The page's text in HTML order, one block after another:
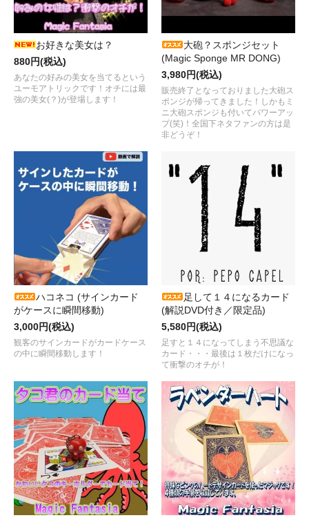
お好きな美女は？
880円(税込)
あなたの好みの美女を当てるという
ユーモアトリックです！オチには最
強の美女(？)が登場します！
大砲？スポンジセット
(Magic Sponge MR DONG)
3,980円(税込)
販売終了となっておりました大砲ス
ポンジが帰ってきました！しかもミ
ニ大砲スポンジも付いてパワーアッ
プ(笑)！全国下ネタファンの方は是
非どうぞ！
ハコネコ (サインカード
がケースに瞬間移動)
3,000円(税込)
観客のサインカードがカードケース
の中に瞬間移動します！
足して１４になるカード
(解説DVD付き／限定品)
5,580円(税込)
足すと１４になってしまう不思議な
カード・・・最後は１枚だけになっ
て衝撃のオチが！